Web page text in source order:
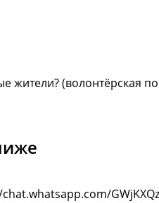
жители? (волонтёрская